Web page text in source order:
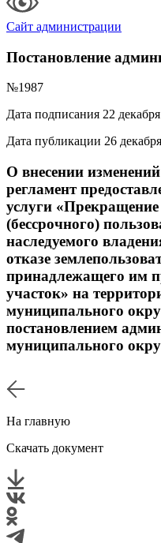
Сайт администрации
Постановление
№1987
Дата подписания 22
Дата публикации 26
О внесении
регламент
услуги
(бессрочного)
наследуемого
отказе
принадлежащего им
участок» на
муниципального
постановлением
муниципального
На главную
Скачать документ